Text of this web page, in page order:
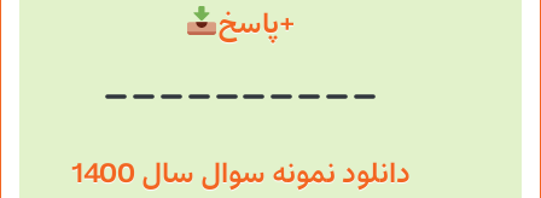
+پاسخ
دانلود نمونه سوال سال 1400